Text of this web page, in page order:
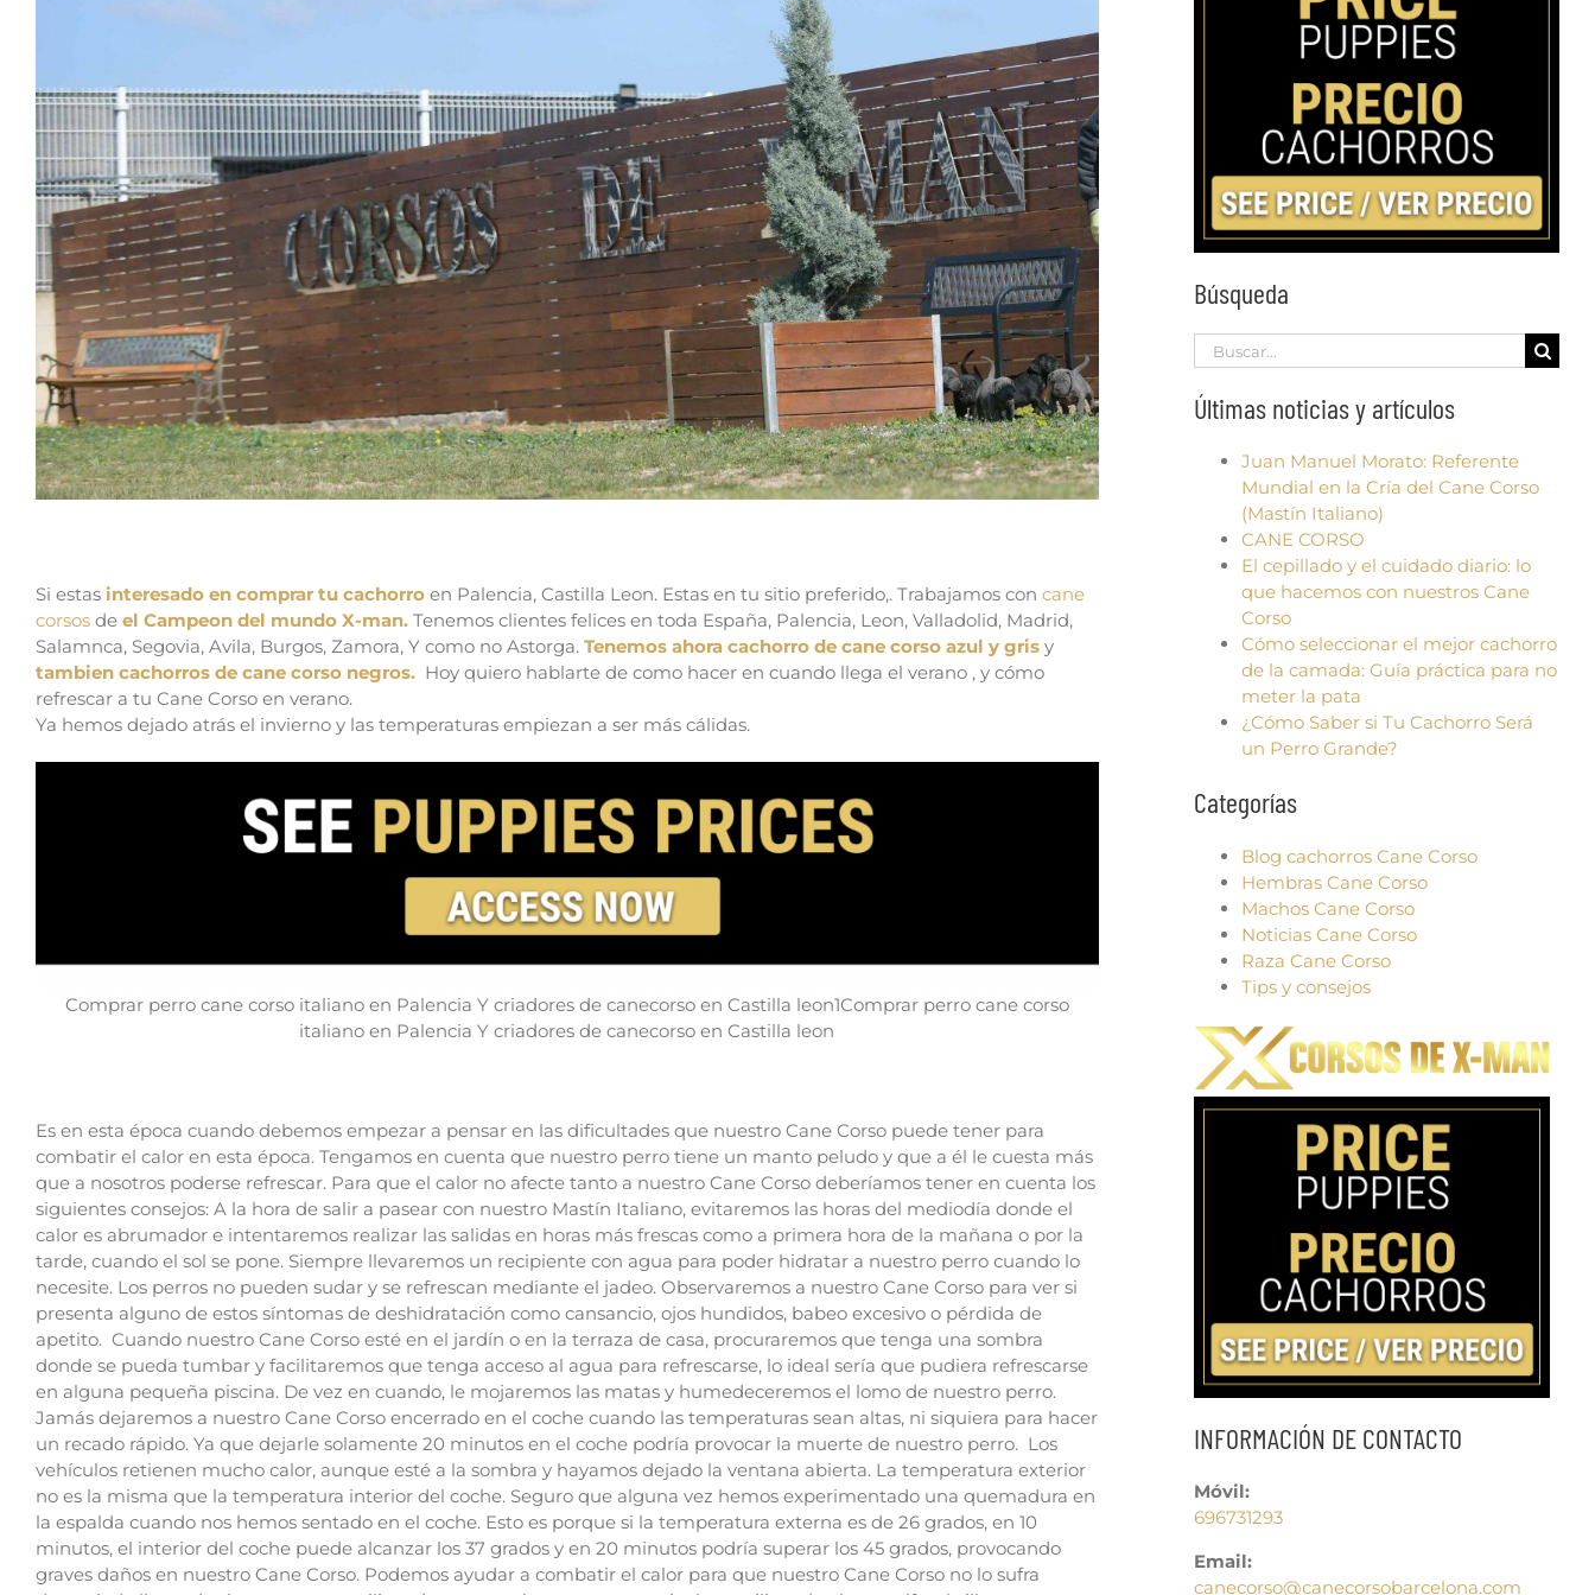
Si estas interesado en comprar tu cachorro en Palencia, Castilla Leon. Estas en tu sitio preferido,. Trabajamos con cane
corsos de el Campeon del mundo X-man. Tenemos clientes felices en toda España, Palencia, Leon, Valladolid, Madrid,
Salamnca, Segovia, Avila, Burgos, Zamora, Y como no Astorga. Tenemos ahora cachorro de cane corso azul y gris y
tambien cachorros de cane corso negros. Hoy quiero hablarte de como hacer en cuando llega el verano , y cómo
refrescar a tu Cane Corso en verano.
Ya hemos dejado atrás el invierno y las temperaturas empiezan a ser más cálidas.
Comprar perro cane corso italiano en Palencia Y criadores de canecorso en Castilla leon1Comprar perro cane corso
italiano en Palencia Y criadores de canecorso en Castilla leon
Es en esta época cuando debemos empezar a pensar en las dificultades que nuestro Cane Corso puede tener para
combatir el calor en esta época. Tengamos en cuenta que nuestro perro tiene un manto peludo y que a él le cuesta más
que a nosotros poderse refrescar. Para que el calor no afecte tanto a nuestro Cane Corso deberíamos tener en cuenta los
siguientes consejos: A la hora de salir a pasear con nuestro Mastín Italiano, evitaremos las horas del mediodía donde el
calor es abrumador e intentaremos realizar las salidas en horas más frescas como a primera hora de la mañana o por la
tarde, cuando el sol se pone. Siempre llevaremos un recipiente con agua para poder hidratar a nuestro perro cuando lo
necesite. Los perros no pueden sudar y se refrescan mediante el jadeo. Observaremos a nuestro Cane Corso para ver si
presenta alguno de estos síntomas de deshidratación como cansancio, ojos hundidos, babeo excesivo o pérdida de
apetito. Cuando nuestro Cane Corso esté en el jardín o en la terraza de casa, procuraremos que tenga una sombra
donde se pueda tumbar y facilitaremos que tenga acceso al agua para refrescarse, lo ideal sería que pudiera refrescarse
en alguna pequeña piscina. De vez en cuando, le mojaremos las matas y humedeceremos el lomo de nuestro perro.
Jamás dejaremos a nuestro Cane Corso encerrado en el coche cuando las temperaturas sean altas, ni siquiera para hacer
un recado rápido. Ya que dejarle solamente 20 minutos en el coche podría provocar la muerte de nuestro perro. Los
vehículos retienen mucho calor, aunque esté a la sombra y hayamos dejado la ventana abierta. La temperatura exterior
no es la misma que la temperatura interior del coche. Seguro que alguna vez hemos experimentado una quemadura en
la espalda cuando nos hemos sentado en el coche. Esto es porque si la temperatura externa es de 26 grados, en 10
minutos, el interior del coche puede alcanzar los 37 grados y en 20 minutos podría superar los 45 grados, provocando
graves daños en nuestro Cane Corso. Podemos ayudar a combatir el calor para que nuestro Cane Corso no lo sufra
Búsqueda
Search
for:
Últimas noticias y artículos
Juan Manuel Morato: Referente
Mundial en la Cría del Cane Corso
(Mastín Italiano)
CANE CORSO
El cepillado y el cuidado diario: lo
que hacemos con nuestros Cane
Corso
Cómo seleccionar el mejor cachorro
de la camada: Guía práctica para no
meter la pata
¿Cómo Saber si Tu Cachorro Será
un Perro Grande?
Categorías
Blog cachorros Cane Corso
Hembras Cane Corso
Machos Cane Corso
Noticias Cane Corso
Raza Cane Corso
Tips y consejos
INFORMACIÓN DE CONTACTO
Móvil:
696731293
Email:
canecorso@canecorsobarcelona.com